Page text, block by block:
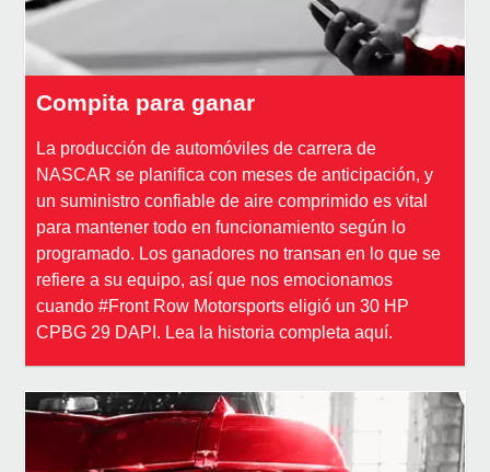
Compita para ganar
La producción de automóviles de carrera de
NASCAR se planifica con meses de anticipación, y
un suministro confiable de aire comprimido es vital
para mantener todo en funcionamiento según lo
programado. Los ganadores no transan en lo que se
refiere a su equipo, así que nos emocionamos
cuando #Front Row Motorsports eligió un 30 HP
CPBG 29 DAPI. Lea la historia completa aquí.